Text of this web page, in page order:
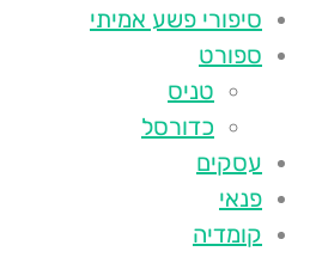
סיפורי פשע אמיתי
ספורט
טניס
כדורסל
עסקים
פנאי
קומדיה